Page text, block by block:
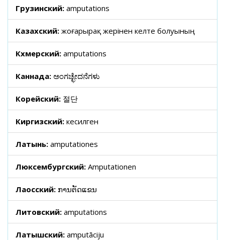
Грузинский: amputations
Казахский: жоғарырақ жерінен келте болуының
Кхмерский: amputations
Каннада: ಅಂಗಚ್ಛೇದನೆಗಳು
Корейский: 절단
Киргизский: кесилген
Латынь: amputationes
Люксембургский: Amputationen
Лаосский: ການຕັດແຂນ
Литовский: amputations
Латышский: amputāciju